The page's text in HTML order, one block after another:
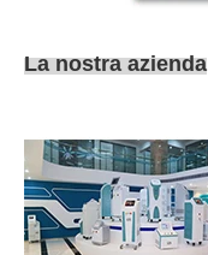
La nostra azienda